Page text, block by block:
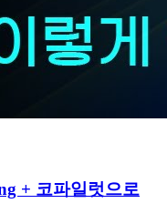
+ 코파일럿으로